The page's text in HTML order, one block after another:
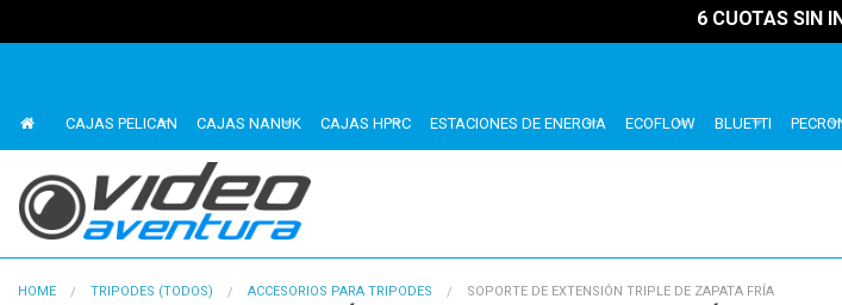
6 CUOTAS SIN
CAJAS PELICAN CAJAS NANUK CAJAS HPRC ESTACIONES DE ENERGIA ECOFLOW BLUETTI
HOME TRIPODES (TODOS) ACCESORIOS PARA TRIPODES SOPORTE DE EXTENSIÓN TRIPLE DE ZAPATA FRÍA